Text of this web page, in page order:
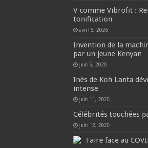
V comme Vibrofit :
tonification
avril 6, 2026
Invention de la
par un jeune Kenyan
juin 5, 2020
Inès de Koh Lanta
intense
juin 11, 2020
Célébrités touchées
juin 12, 2020
Faire face au